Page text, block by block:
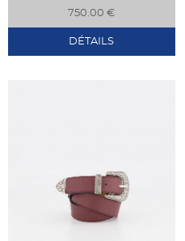
750.00 €
DÉTAILS